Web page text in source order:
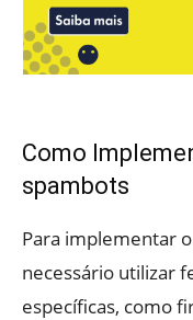
Como
spambots
Para implementar
necessário utilizar
específicas, como